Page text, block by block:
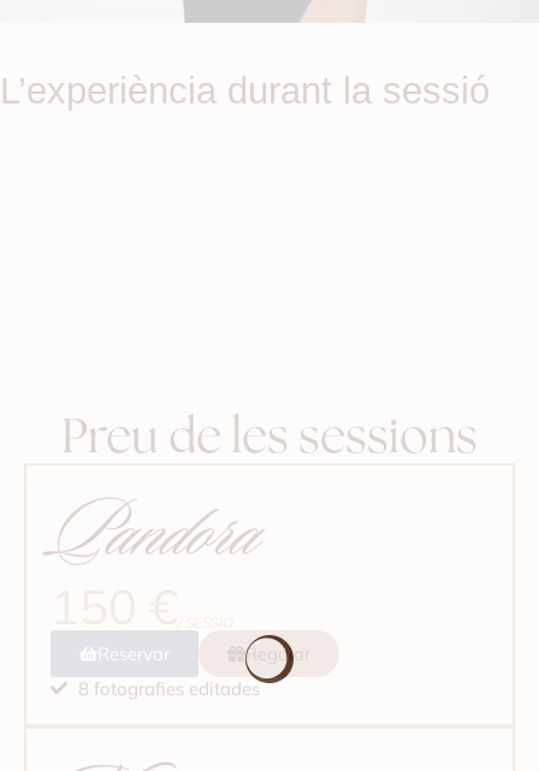
L’experiència durant la sessió
Preu de les sessions
Pandora
Reservar
Regalar
8 fotografies editades